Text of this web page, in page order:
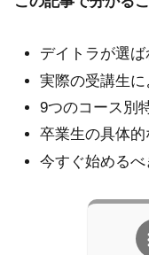
デイトラが選
実際の受講生
9つのコース別
卒業生の具体
今すぐ始める